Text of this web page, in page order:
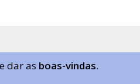
dar as boas-vindas.